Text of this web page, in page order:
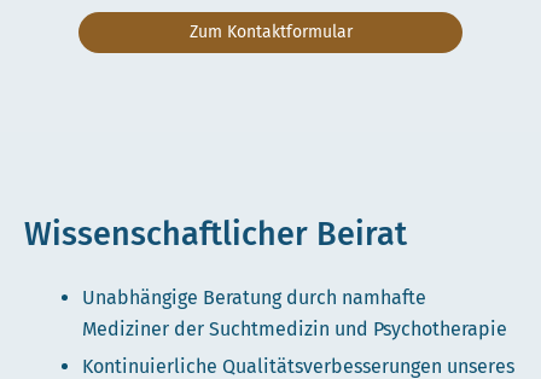
Zum Kontaktformular
Wissenschaftlicher Beirat
Unabhängige Beratung durch namhafte
Mediziner der Suchtmedizin und Psychotherapie
Kontinuierliche Qualitätsverbesserungen unseres